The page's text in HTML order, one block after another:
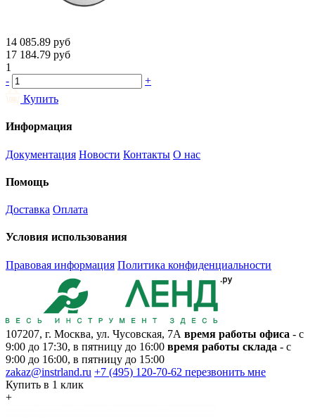
14 085.89 руб
17 184.79 руб
1
-
+
Купить
Информация
Документация Новости Контакты О нас
Помощь
Доставка Оплата
Условия использования
Правовая информация Политика конфиденциальности
107207, г. Москва, ул. Чусовская, 7А время работы офиса - с
9:00 до 17:30, в пятницу до 16:00 время работы склада - с
9:00 до 16:00, в пятницу до 15:00
zakaz@instrland.ru +7 (495) 120-70-62 перезвонить мне
Купить в 1 клик
+